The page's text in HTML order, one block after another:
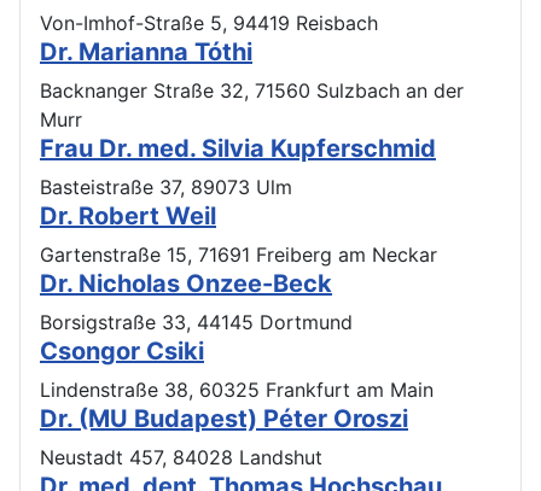
Von-Imhof-Straße 5, 94419 Reisbach
Dr. Marianna Tóthi
Backnanger Straße 32, 71560 Sulzbach an der
Murr
Frau Dr. med. Silvia Kupferschmid
Basteistraße 37, 89073 Ulm
Dr. Robert Weil
Gartenstraße 15, 71691 Freiberg am Neckar
Dr. Nicholas Onzee-Beck
Borsigstraße 33, 44145 Dortmund
Csongor Csiki
Lindenstraße 38, 60325 Frankfurt am Main
Dr. (MU Budapest) Péter Oroszi
Neustadt 457, 84028 Landshut